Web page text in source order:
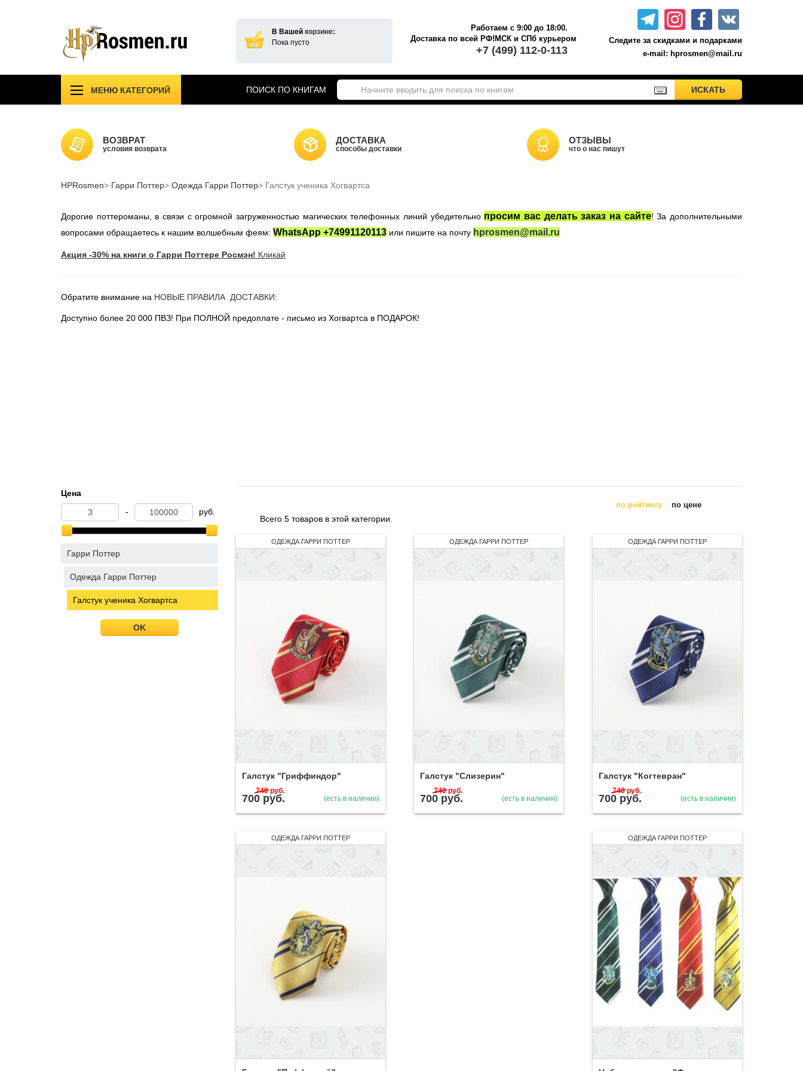
В Вашей корзине:
Пока пусто
Работаем с 9:00 до 18:00.
Доставка по всей РФ!МСК и СПб курьером.
+7 (499) 112-0-113
Следите за скидками и подарками
e-mail: hprosmen@mail.ru
МЕНЮ КАТЕГОРИЙ
Подарочные издания
Учебники Хогвартса Гарри Поттер на английском
Атрибутика Гарри Поттер
Одежда Гарри Поттер
Сладости Jelly Belly
Вселенная MARVEL
Звездные войны
ПОИСК ПО КНИГАМ ИСКАТЬИСКАТЬ
ВОЗВРАТ
условия возврата
ДОСТАВКА
способы доставки
ОТЗЫВЫ
что о нас пишут
HPRosmen Гарри Поттер Одежда Гарри Поттер Галстук ученика Хогвартса
Дорогие поттероманы, в связи с огромной загруженностью магических телефонных линий убедительно просим вас делать заказ на сайте! За дополнительными
вопросами обращаетесь к нашим волшебным феям: WhatsApp +74991120113 или пишите на почту hprosmen@mail.ru
Акция -30% на книги о Гарри Поттере Росмэн! Кликай
Обратите внимание на НОВЫЕ ПРАВИЛА ДОСТАВКИ:
Доступно более 20 000 ПВЗ! При ПОЛНОЙ предоплате - письмо из Хогвартса в ПОДАРОК!
Цена
-
руб.
Гарри Поттер
Одежда Гарри Поттер
Галстук ученика Хогвартса
OK
по цене
по рейтингу
Всего 5 товаров в этой категории.
ОДЕЖДА ГАРРИ ПОТТЕР
Галстук "Гриффиндор"
740 руб.
700 руб. (есть в наличии)
ОДЕЖДА ГАРРИ ПОТТЕР
Галстук "Слизерин"
740 руб.
700 руб. (есть в наличии)
ОДЕЖДА ГАРРИ ПОТТЕР
Галстук "Когтевран"
740 руб.
700 руб. (есть в наличии)
ОДЕЖДА ГАРРИ ПОТТЕР ОДЕЖДА ГАРРИ ПОТТЕР